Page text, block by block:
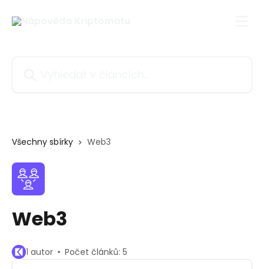
Všechny sbírky Web3
Web3
1 autor Počet článků: 5